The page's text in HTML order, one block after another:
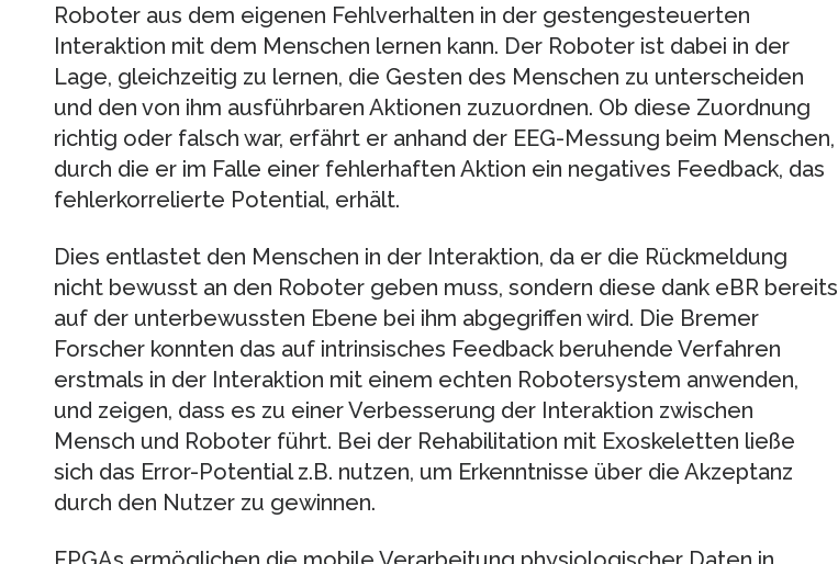
Roboter aus dem eigenen Fehlverhalten in der gestengesteuerten
Interaktion mit dem Menschen lernen kann. Der Roboter ist dabei in der
Lage, gleichzeitig zu lernen, die Gesten des Menschen zu unterscheiden
und den von ihm ausführbaren Aktionen zuzuordnen. Ob diese Zuordnung
richtig oder falsch war, erfährt er anhand der EEG-Messung beim Menschen,
durch die er im Falle einer fehlerhaften Aktion ein negatives Feedback, das
fehlerkorrelierte Potential, erhält.
Dies entlastet den Menschen in der Interaktion, da er die Rückmeldung
nicht bewusst an den Roboter geben muss, sondern diese dank eBR bereits
auf der unterbewussten Ebene bei ihm abgegriffen wird. Die Bremer
Forscher konnten das auf intrinsisches Feedback beruhende Verfahren
erstmals in der Interaktion mit einem echten Robotersystem anwenden,
und zeigen, dass es zu einer Verbesserung der Interaktion zwischen
Mensch und Roboter führt. Bei der Rehabilitation mit Exoskeletten ließe
sich das Error-Potential z.B. nutzen, um Erkenntnisse über die Akzeptanz
durch den Nutzer zu gewinnen.